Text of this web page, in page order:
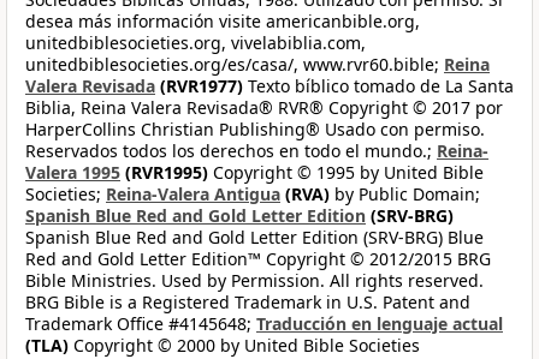
desea más información visite americanbible.org,
unitedbiblesocieties.org, vivelabiblia.com,
unitedbiblesocieties.org/es/casa/, www.rvr60.bible; Reina
Valera Revisada (RVR1977) Texto bíblico tomado de La Santa
Biblia, Reina Valera Revisada® RVR® Copyright © 2017 por
HarperCollins Christian Publishing® Usado con permiso.
Reservados todos los derechos en todo el mundo.; Reina-
Valera 1995 (RVR1995) Copyright © 1995 by United Bible
Societies; Reina-Valera Antigua (RVA) by Public Domain;
Spanish Blue Red and Gold Letter Edition (SRV-BRG)
Spanish Blue Red and Gold Letter Edition (SRV-BRG) Blue
Red and Gold Letter Edition™ Copyright © 2012/2015 BRG
Bible Ministries. Used by Permission. All rights reserved.
BRG Bible is a Registered Trademark in U.S. Patent and
Trademark Office #4145648; Traducción en lenguaje actual
(TLA) Copyright © 2000 by United Bible Societies